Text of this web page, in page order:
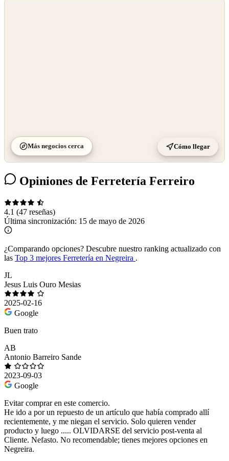
Más negocios cerca Cómo llegar
Opiniones de Ferretería Ferreiro
4.1 (47 reseñas)
Última sincronización: 15 de mayo de 2026
¿Comparando opciones? Descubre nuestro ranking actualizado con
las Top 3 mejores Ferretería en Negreira .
JL
Jesus Luis Ouro Mesias
2025-02-16
Google
Buen trato
AB
Antonio Barreiro Sande
2023-09-03
Google
Evitar comprar en este comercio.
He ido a por un repuesto de un artículo que había comprado allí
recientemente, y me niegan el servicio. Solo quieren vender
producto y luego ..... OLVIDARSE del servicio post-venta al
Cliente. Nefasto. No recomendable; tienes mejores opciones en
Negreira.